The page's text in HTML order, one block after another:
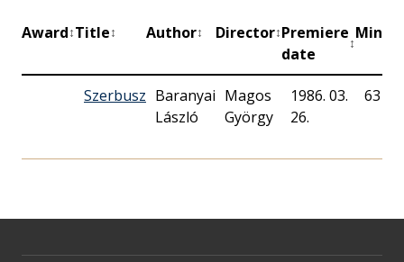
Award↕Title↕ Author↕ Director↕Premiere
date
↕
Szerbusz Baranyai
László
Magos
György
1986. 03.
26.
63